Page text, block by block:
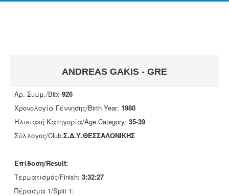
ANDREAS GAKIS - GRE
Αρ. Συμμ./Bib: 926
Χρονολογία Γέννησης/Birth Year: 1980
Ηλικιακή Κατηγορία/Age Category: 35-39
Σύλλογος/Club:Σ.Δ.Υ.ΘΕΣΣΑΛΟΝΙΚΗΣ
Επίδοση/Result:
Τερματισμός/Finish: 3:32:27
Πέρασμα 1/Split 1: